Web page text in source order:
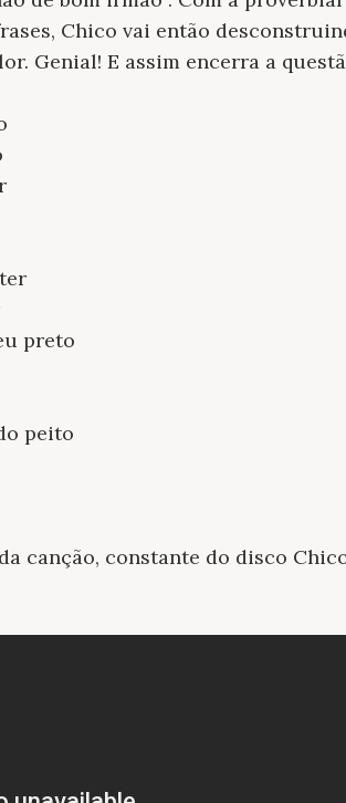
Chico vai então
Genial! E assim encerra a
preto
peito
canção, constante do disco